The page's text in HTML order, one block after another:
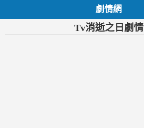
劇情網
Tv消逝之日劇情